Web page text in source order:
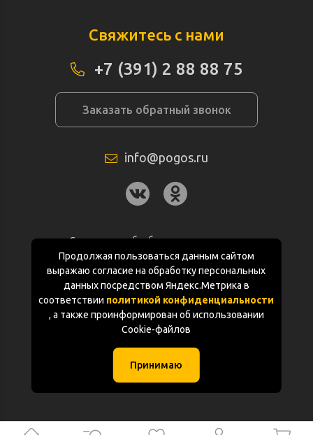
Продолжая пользоваться данным сайтом
выражаю согласие на обработку персональных
данных посредством Яндекс.Метрика в
соответствии политикой конфиденциальности
, а также проинформирован об использовании
Cookie-файлов
Принимаю
Свяжитесь с нами
+7 (391) 2 88 88 75
Заказать обратный звонок
info@pogos.ru
Согласие на обработку персональных
данных
Политика конфиденциальности
Документация
(с) «POGOS.ru» 2010-2026 (ИП Чивчян М.Р.)